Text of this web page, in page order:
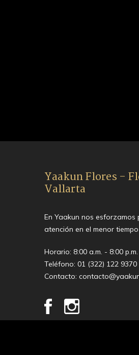
Yaakun Flores -
Vallarta
En Yaakun nos
atención en el menor
Horario: 8:00 a.m. - 8:00 p.m.
Teléfono: 01 (322) 122 9370
Contacto: